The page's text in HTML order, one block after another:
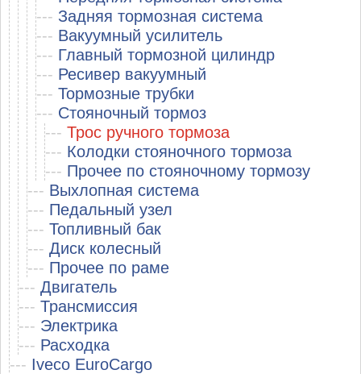
--- Задняя тормозная система
--- Вакуумный усилитель
--- Главный тормозной цилиндр
--- Ресивер вакуумный
--- Тормозные трубки
--- Стояночный тормоз
--- Трос ручного тормоза
--- Колодки стояночного тормоза
--- Прочее по стояночному тормозу
--- Выхлопная система
--- Педальный узел
--- Топливный бак
--- Диск колесный
--- Прочее по раме
--- Двигатель
--- Трансмиссия
--- Электрика
--- Расходка
--- Iveco EuroCargo